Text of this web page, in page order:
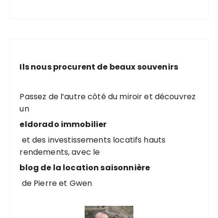
Ils nous procurent de beaux souvenirs
Passez de l’autre côté du miroir et découvrez
un
eldorado immobilier
et des investissements locatifs hauts
rendements, avec le
blog de la location saisonnière
de Pierre et Gwen